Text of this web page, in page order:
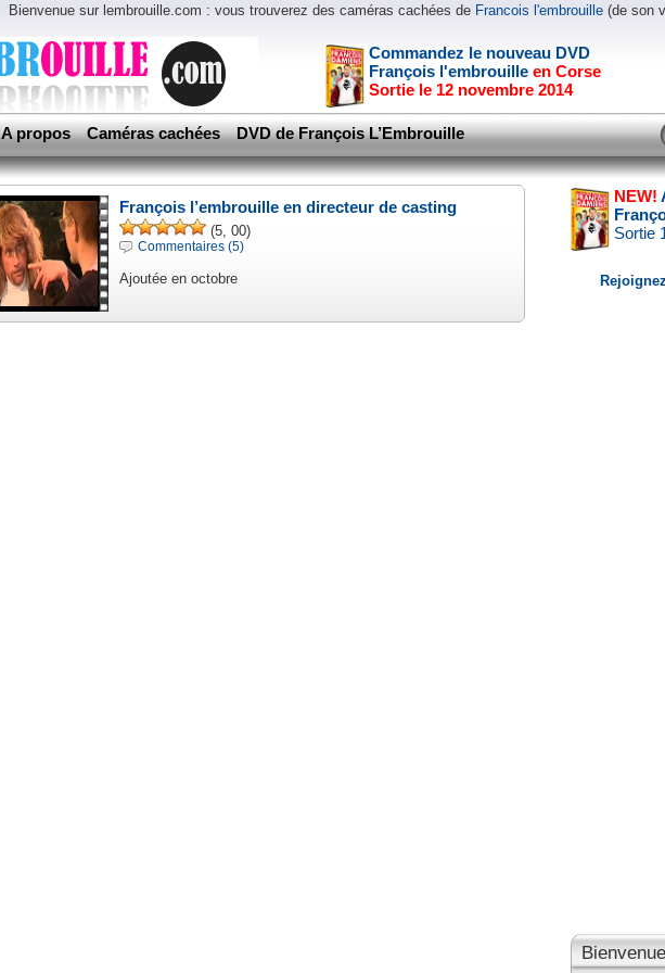
Bienvenue sur lembrouille.com : vous trouverez des caméras cachées de Francois l'embrouille (de son
Commandez le nouveau DVD
François l'embrouille en Corse
Sortie le 12 novembre 2014
A propos Caméras cachées DVD de François L’Embrouille
François l’embrouille en directeur de casting
(5, 00)
Commentaires (5)
Ajoutée en octobre
NEW!
Sortie